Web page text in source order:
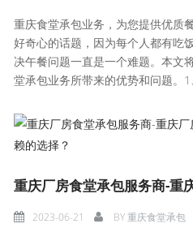
重庆食堂承包业务，为您提供优质
好奇心的话题，因为每个人都有吃
决午餐问题一直是一个难题。本文
堂承包业务所带来的优势和问题。1
2023-06-21 BY重庆食堂承包